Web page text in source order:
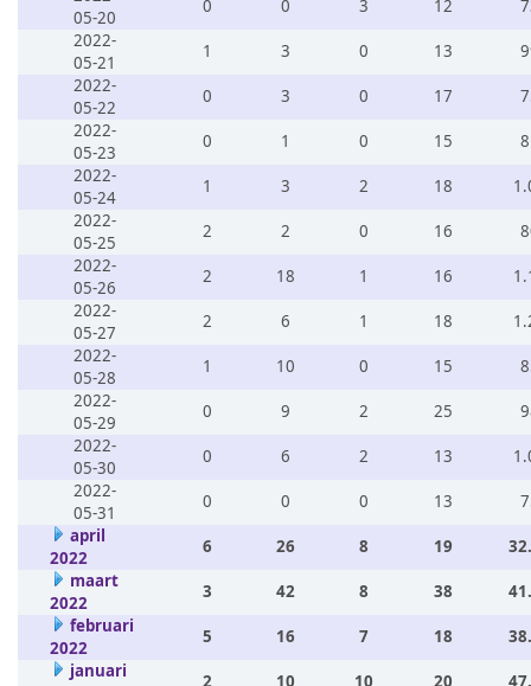
05-20
0 0 3 12
2022-
05-21
1 3 0 13
2022-
05-22
0 3 0 17
2022-
05-23
0 1 0 15
2022-
05-24
1 3 2 18
2022-
05-25
2 2 0 16
2022-
05-26
2 18 1 16
2022-
05-27
2 6 1 18
2022-
05-28
1 10 0 15
2022-
05-29
0 9 2 25
2022-
05-30
0 6 2 13
2022-
05-31
0 0 0 13
april
2022
6 26 8 19
maart
2022
3 42 8 38
februari
2022
5 16 7 18
januari
2 10 10 20